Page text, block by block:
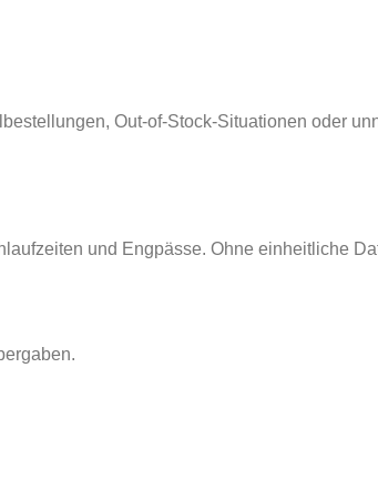
Out-of-Stock-Situationen oder
und Engpässe. Ohne einheitliche